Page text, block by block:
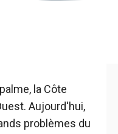
la Côte
Aujourd'hui,
problèmes du